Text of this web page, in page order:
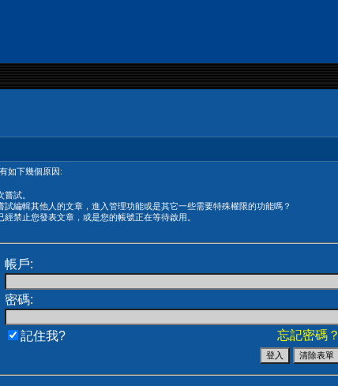
如下幾個原因:
試。
編輯其他人的文章，進入管理功能或是其它一些需要特殊權限的功能嗎？
禁止您發表文章，或是您的帳號正在等待啟用。
帳戶:
密碼:
忘記密碼？
記住我?